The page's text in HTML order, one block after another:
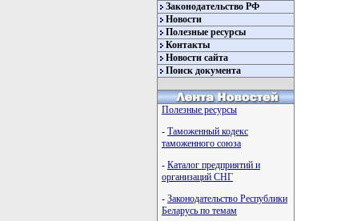
Законодательство РФ
Новости
Полезные ресурсы
Контакты
Новости сайта
Поиск документа
Полезные ресурсы
- Таможенный кодекс
таможенного союза
- Каталог предприятий и
организаций СНГ
- Законодательство Республики
Беларусь по темам